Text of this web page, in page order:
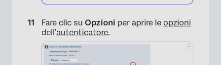
Fare clic su Opzioni per aprire le opzioni
dell’autenticatore.